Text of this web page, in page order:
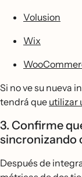
Volusion
Wix
Si no ve su nueva
tendrá que utilizar
3. Confirme
sincronizando
Después de